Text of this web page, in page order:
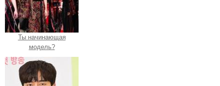
Ты начинающая
модель?